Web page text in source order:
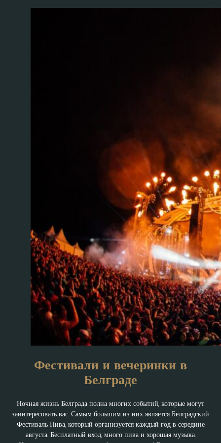
Фестивали и вечеринки в
Белграде
Ночная жизнь Белграда полна многих событий, которые могут
заинтересовать вас. Самым большим из них является Белградский
Фестиваль Пива, который организуется каждый год в середине
августа. Бесплатный вход, много пива и хорошая музыка.